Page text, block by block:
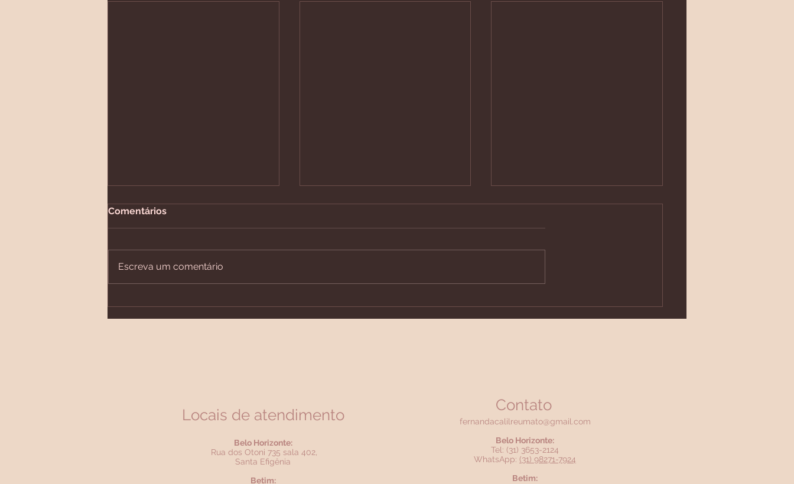
Comentários
Escreva um comentário
Locais de atendimento
Belo Horizonte:
Rua dos Otoni 735 sala 402,
Santa Efigênia
Betim:
Contato
fernandacalilreumato@gmail.com
Belo Horizonte:
Tel: (31) 3653-2124
WhatsApp: (31) 98271-7924
Betim: